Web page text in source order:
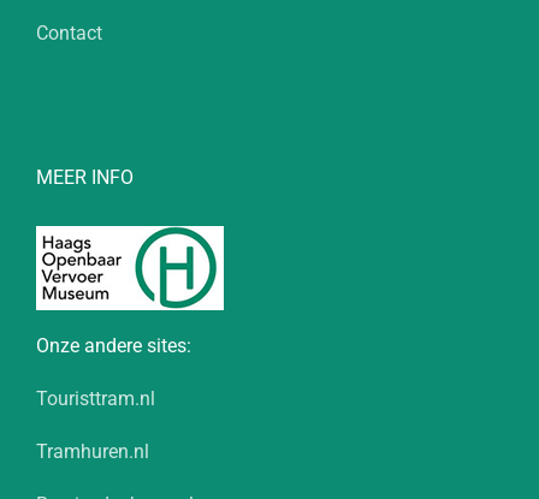
Contact
MEER INFO
Onze andere sites:
Touristtram.nl
Tramhuren.nl